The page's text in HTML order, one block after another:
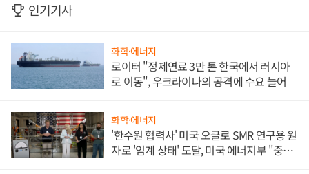
인기기사
화학·에너지
로이터 "정제연료 3만 톤 한국에서 러시아
로 이동", 우크라이나의 공격에 수요 늘어
화학·에너지
'한수원 협력사' 미국 오클로 SMR 연구용 원
자로 '임계 상태' 도달, 미국 에너지부 "중요